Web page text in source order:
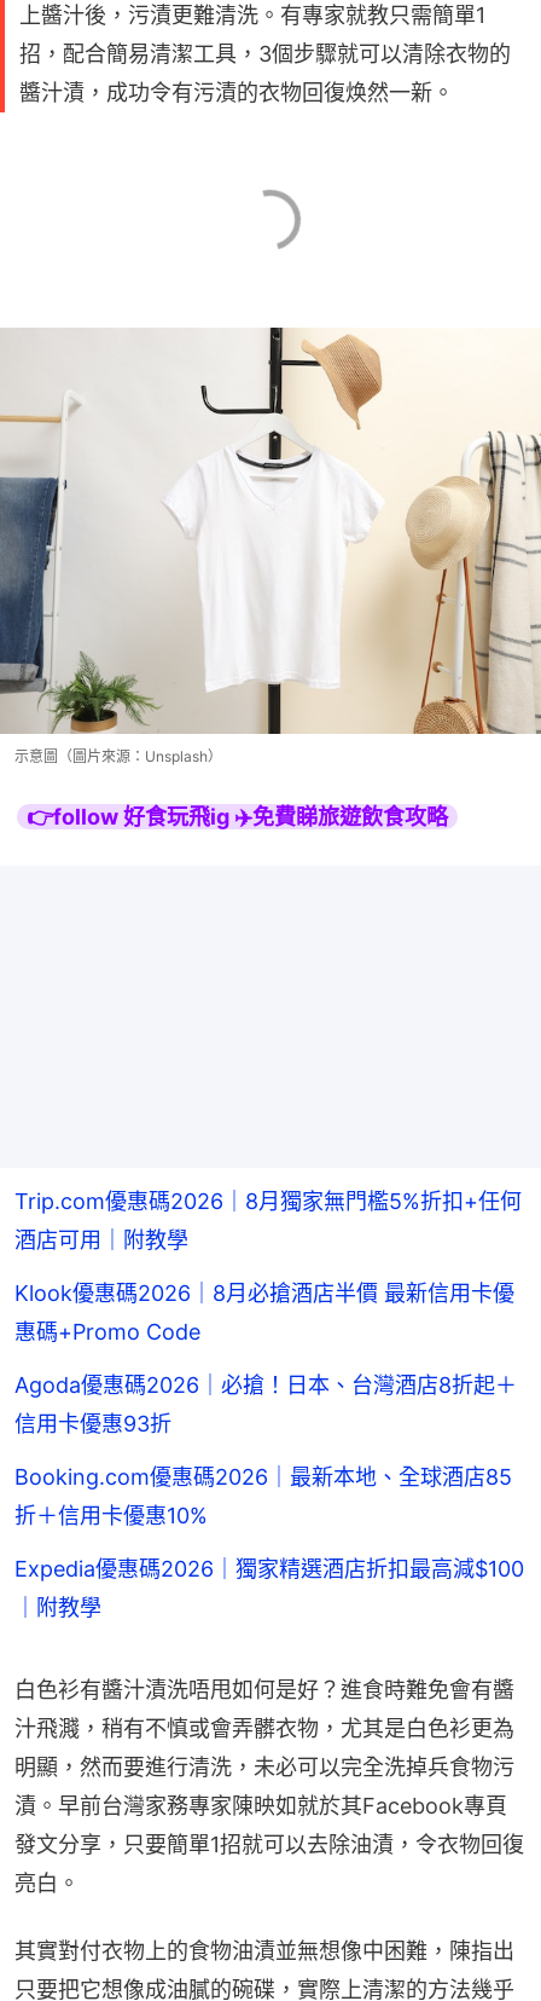
上醬汁後，污漬更難清洗。有專家就教只需簡單1
招，配合簡易清潔工具，3個步驟就可以清除衣物的
醬汁漬，成功令有污漬的衣物回復焕然一新。
示意圖（圖片來源：Unsplash）
👉follow 好食玩飛ig ✈️免費睇旅遊飲食攻略
Trip.com優惠碼2026｜8月獨家無門檻5%折扣+任何
酒店可用｜附教學
Klook優惠碼2026｜8月必搶酒店半價 最新信用卡優
惠碼+Promo Code
Agoda優惠碼2026｜必搶！日本、台灣酒店8折起＋
信用卡優惠93折
Booking.com優惠碼2026｜最新本地、全球酒店85
折＋信用卡優惠10%
Expedia優惠碼2026｜獨家精選酒店折扣最高減$100
｜附教學
白色衫有醬汁漬洗唔甩如何是好？進食時難免會有醬
汁飛濺，稍有不慎或會弄髒衣物，尤其是白色衫更為
明顯，然而要進行清洗，未必可以完全洗掉兵食物污
漬。早前台灣家務專家陳映如就於其Facebook專頁
發文分享，只要簡單1招就可以去除油漬，令衣物回復
亮白。
其實對付衣物上的食物油漬並無想像中困難，陳指出
只要把它想像成油膩的碗碟，實際上清潔的方法幾乎